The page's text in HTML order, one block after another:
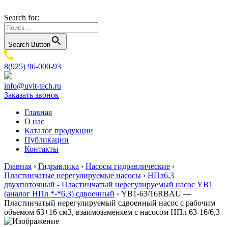
Search for:
Search Button
8(925) 96-000-93
info@uvit-tech.ru
Заказать звонок
Главная
О нас
Каталог продукции
Публикации
Контакты
Главная › Гидравлика › Насосы гидравлические ›
Пластинчатые нерегулируемые насосы › НПл6,3
двухпоточный - Пластинчатый нерегулируемый насос YB1
(аналог НПл *-*6,3) сдвоенный › YB1-63/16RBAU —
Пластинчатый нерегулируемый сдвоенный насос с рабочим
объемом 63+16 см3, взаимозаменяем с насосом НПл 63-16/6,3